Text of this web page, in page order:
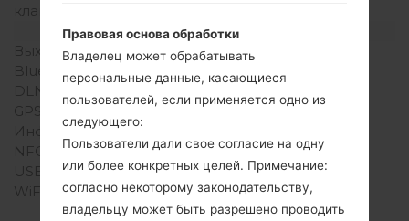
клавиатура
Интерфейсы
Выход для аудио
3.5mm jack
Bluetooth
Версия 3.0, A2DP
DLNA
GPS
Инфракрасный порт
NFC
Нет
USB
microUSB 2.0
WiFi
Wi-Fi802.11b/g/n, Wi-Fi
Direct, hotspot
Правовая основа обработки
Владелец может обрабатывать
персональные данные, касающиеся
пользователей, если применяется одно из
следующего:
Пользователи дали свое согласие на одну
или более конкретных целей. Примечание:
согласно некоторому законодательству,
владельцу может быть разрешено проводить